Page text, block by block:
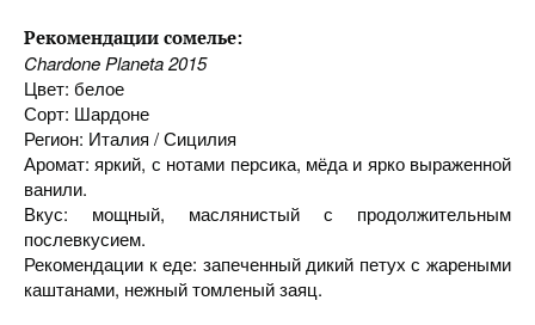
Рекомендации сомелье:
Chardone Planeta 2015
Цвет: белое
Сорт: Шардоне
Регион: Италия / Сицилия
Аромат: яркий, с нотами персика, мёда и ярко выраженной
ванили.
Вкус: мощный, маслянистый с продолжительным
послевкусием.
Рекомендации к еде: запеченный дикий петух с жареными
каштанами, нежный томленый заяц.